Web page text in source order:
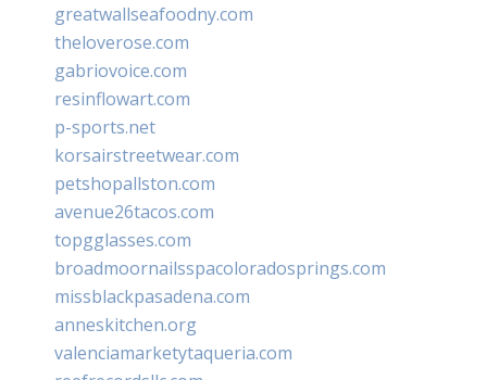
greatwallseafoodny.com
theloverose.com
gabriovoice.com
resinflowart.com
p-sports.net
korsairstreetwear.com
petshopallston.com
avenue26tacos.com
topgglasses.com
broadmoornailsspacoloradosprings.com
missblackpasadena.com
anneskitchen.org
valenciamarketytaqueria.com